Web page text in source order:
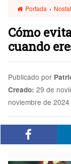
Portada ›
Cómo
cuando
Publicado por
Creado: 29 de
noviembre de